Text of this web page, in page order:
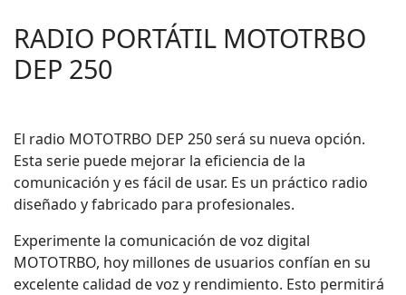
RADIO PORTÁTIL MOTOTRBO
DEP 250
El radio MOTOTRBO DEP 250 será su nueva opción.
Esta serie puede mejorar la eficiencia de la
comunicación y es fácil de usar. Es un práctico radio
diseñado y fabricado para profesionales.
Experimente la comunicación de voz digital
MOTOTRBO, hoy millones de usuarios confían en su
excelente calidad de voz y rendimiento. Esto permitirá